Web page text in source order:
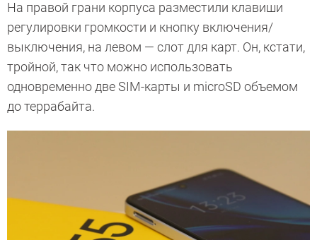
На правой грани корпуса разместили клавиши
регулировки громкости и кнопку включения/
выключения, на левом — слот для карт. Он, кстати,
тройной, так что можно использовать
одновременно две SIM-карты и microSD объемом
до террабайта.